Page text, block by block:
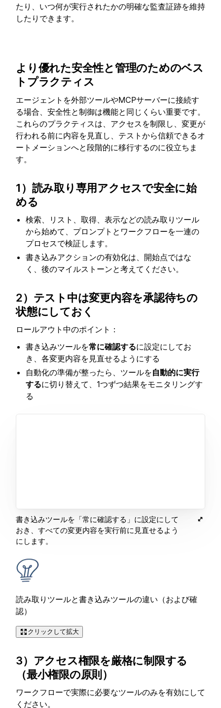
たり、いつ何が実行されたかの明確な監査証跡を維持
したりできます。
より優れた安全性と管理のためのベス
トプラクティス
エージェントを外部ツールやMCPサーバーに接続す
る場合、安全性と制御は機能と同じくらい重要です。
これらのプラクティスは、アクセスを制限し、変更が
行われる前に内容を見直し、テストから信頼できるオ
ートメーションへと段階的に移行するのに役立ちま
す。
1）読み取り専用アクセスで安全に始
める
検索、リスト、取得、表示などの読み取りツール
から始めて、プロンプトとワークフローを一連の
プロセスで検証します。
書き込みアクションの有効化は、開始点ではな
く、後のマイルストーンと考えてください。
2）テスト中は変更内容を承認待ちの
状態にしておく
ロールアウト中のポイント：
書き込みツールを常に確認するに設定にしてお
き、各変更内容を見直せるようにする
自動化の準備が整ったら、ツールを自動的に実行
するに切り替えて、1つずつ結果をモニタリングす
る
書き込みツールを「常に確認する」に設定にして
おき、すべての変更内容を実行前に見直せるよう
にします。
読み取りツールと書き込みツールの違い（および確
認）
クリックして拡大
3）アクセス権限を厳格に制限する
（最小権限の原則）
ワークフローで実際に必要なツールのみを有効にして
ください。